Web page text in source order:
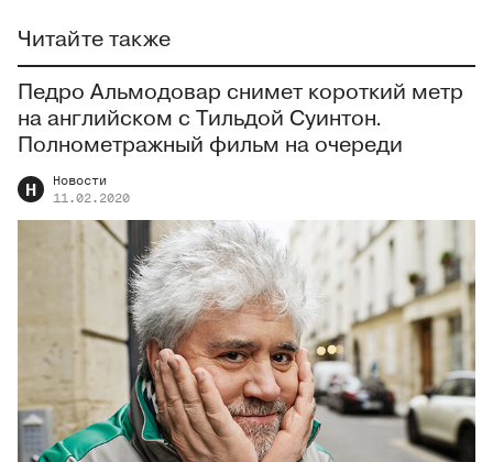
Читайте также
Педро Альмодовар снимет короткий метр
на английском с Тильдой Суинтон.
Полнометражный фильм на очереди
Н
Новости
11.02.2020